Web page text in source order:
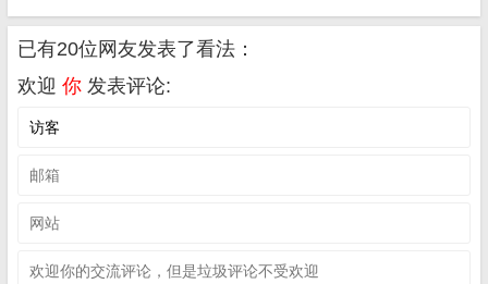
已有20位网友发表了看法：
欢迎 你 发表评论: